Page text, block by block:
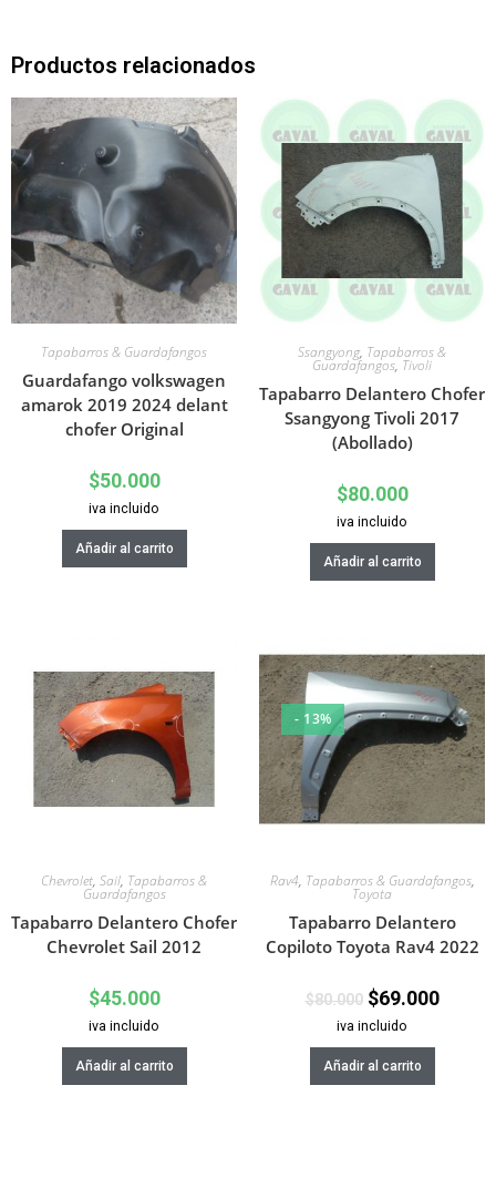
Productos relacionados
Tapabarros & Guardafangos
Guardafango volkswagen
amarok 2019 2024 delant
chofer Original
$50.000
iva incluido
Añadir al carrito
Ssangyong, Tapabarros &
Guardafangos, Tivoli
Tapabarro Delantero Chofer
Ssangyong Tivoli 2017
(Abollado)
$80.000
iva incluido
Añadir al carrito
Chevrolet, Sail, Tapabarros &
Guardafangos
Tapabarro Delantero Chofer
Chevrolet Sail 2012
$45.000
iva incluido
Añadir al carrito
- 13%
Rav4, Tapabarros & Guardafangos,
Toyota
Tapabarro Delantero
Copiloto Toyota Rav4 2022
$80.000 $69.000
iva incluido
Añadir al carrito